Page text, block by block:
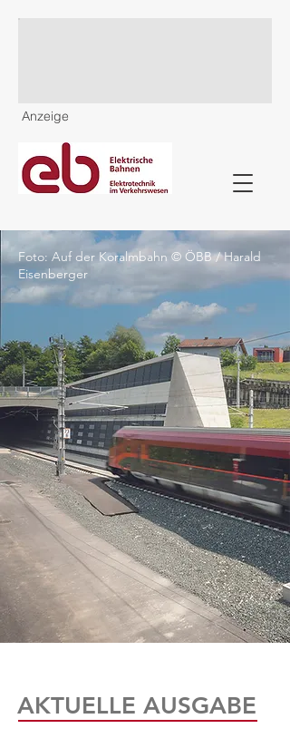
Anzeige
Foto: Auf der Koralmbahn © ÖBB / Harald
Eisenberger
AKTUELLE AUSGABE